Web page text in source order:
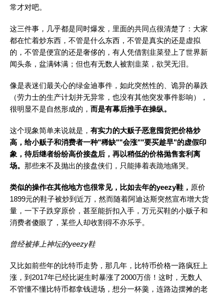
常才对吧。
这三件事，几乎都是同时爆发，里面的共同点很清楚了：大家
都在忙着炒东西，不管是什么东西，不管是真实的还是虚拟
的，不管是便宜的还是奢侈的，有人凭借割韭菜登上了世界新
闻头条，盆满钵满；但也有无数人被割韭菜，欲哭无泪。
像是表迷们最关心的绿金迪事件，如此突然性的、诡异的暴跌
（劳力士的生产计划并无异常，也没有其他突发事件影响），
很明显不是自然形成的， 而是有幕后推手在操纵。
这个现象简单来说就是， 有实力的大贩子恶意囤货把价格炒
高，给小贩子和消费者一种"稀缺""会涨""要买趁早"的虚假印
象，待后继者纷纷高价接盘后，再以稍低的价格抛售套利离
场。 那些来不及抛出的接盘侠们，只能捧着表跪地痛哭。
类似的操作在其他地方也很常见，比如去年的yeezy鞋 ， 原价
1899元的鞋子被炒到近万，然而随着阿迪达斯突然宣布增大货
量，一下子跌穿原价，甚至能折扣入手，万元买鞋的小贩子和
消费者傻眼了，某些人却收割得不亦乐乎。
曾经被捧上神坛的yeezy鞋
又比如前些年的比特币走势，那几年，比特币价格一路疯狂上
涨，到2017年已经比诞生时暴涨了2000万倍！这时，无数人
不管懂不懂比特币都拿钱进场，想分一杯羹，连路边摆摊的老